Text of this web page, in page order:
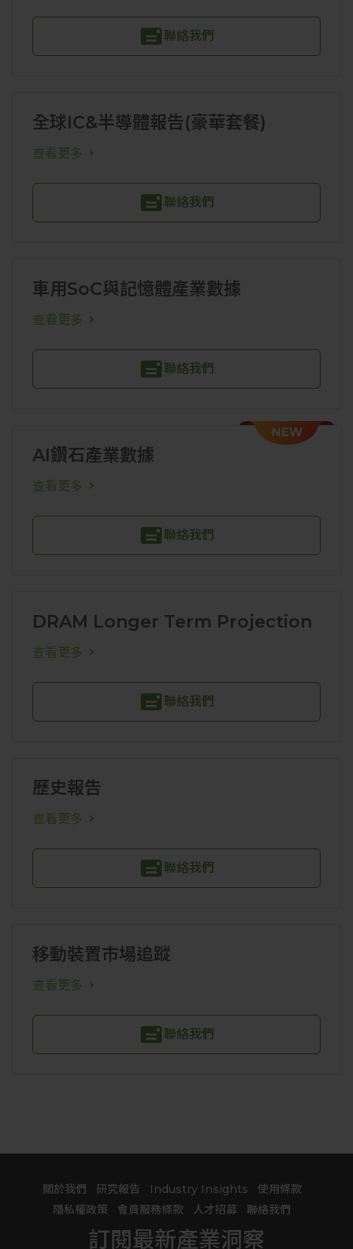
聯絡我們
全球IC&半導體報告(豪華套餐)
查看更多
聯絡我們
車用SoC與記憶體產業數據
查看更多
聯絡我們
AI鑽石產業數據
查看更多
聯絡我們
DRAM Longer Term Projection
查看更多
聯絡我們
歷史報告
查看更多
聯絡我們
移動裝置市場追蹤
查看更多
聯絡我們
關於我們 研究報告 Industry Insights
使用條款
隱私權政策
會員服務條款 人才招募 聯絡我們
訂閱最新產業洞察